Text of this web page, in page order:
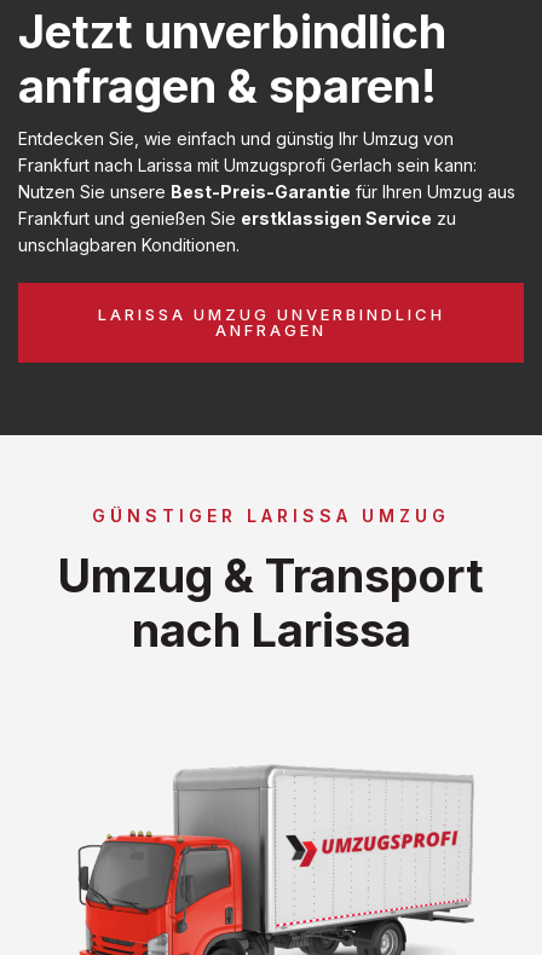
Jetzt unverbindlich
anfragen & sparen!
Entdecken Sie, wie einfach und günstig Ihr Umzug von
Frankfurt nach Larissa mit Umzugsprofi Gerlach sein kann:
Nutzen Sie unsere Best-Preis-Garantie für Ihren Umzug aus
Frankfurt und genießen Sie erstklassigen Service zu
unschlagbaren Konditionen.
LARISSA UMZUG UNVERBINDLICH
ANFRAGEN
GÜNSTIGER LARISSA UMZUG
Umzug & Transport
nach Larissa